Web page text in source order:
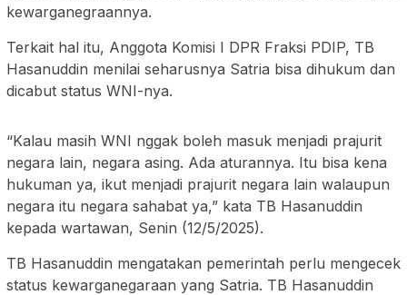
kewarganegraannya.
Terkait hal itu, Anggota Komisi I DPR Fraksi PDIP, TB
Hasanuddin menilai seharusnya Satria bisa dihukum dan
dicabut status WNI-nya.
“Kalau masih WNI nggak boleh masuk menjadi prajurit
negara lain, negara asing. Ada aturannya. Itu bisa kena
hukuman ya, ikut menjadi prajurit negara lain walaupun
negara itu negara sahabat ya,” kata TB Hasanuddin
kepada wartawan, Senin (12/5/2025).
TB Hasanuddin mengatakan pemerintah perlu mengecek
status kewarganegaraan yang Satria. TB Hasanuddin